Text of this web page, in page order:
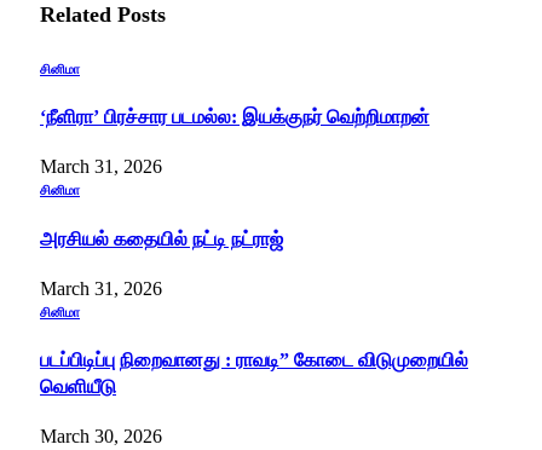
Related Posts
சினிமா
‘நீளிரா’ பிரச்சார படமல்ல: இயக்குநர் வெற்றிமாறன்
March 31, 2026
சினிமா
அரசியல் கதையில் நட்டி நட்ராஜ்
March 31, 2026
சினிமா
படப்பிடிப்பு நிறைவானது : ராவடி” கோடை விடுமுறையில்
வெளியீடு
March 30, 2026